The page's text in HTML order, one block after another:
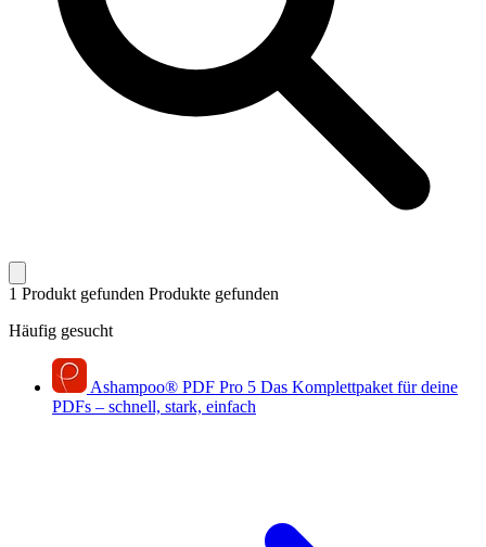
1 Produkt gefunden Produkte gefunden
Häufig gesucht
Ashampoo® PDF Pro 5 Das Komplettpaket für deine
PDFs – schnell, stark, einfach